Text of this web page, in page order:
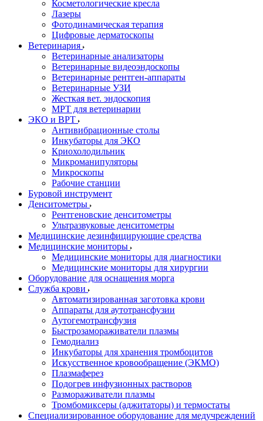
Косметологические кресла
Лазеры
Фотодинамическая терапия
Цифровые дерматоскопы
Ветеринария
Ветеринарные анализаторы
Ветеринарные видеоэндоскопы
Ветеринарные рентген-аппараты
Ветеринарные УЗИ
Жесткая вет. эндоскопия
МРТ для ветеринарии
ЭКО и ВРТ
Антивибрационные столы
Инкубаторы для ЭКО
Криохолодильник
Микроманипуляторы
Микроскопы
Рабочие станции
Буровой инструмент
Денситометры
Рентгеновские денситометры
Ультразвуковые денситометры
Медицинские дезинфицирующие средства
Медицинские мониторы
Медицинские мониторы для диагностики
Медицинские мониторы для хирургии
Оборудование для оснащения морга
Служба крови
Автоматизированная заготовка крови
Аппараты для аутотрансфузии
Аутогемотрансфузия
Быстрозамораживатели плазмы
Гемодиализ
Инкубаторы для хранения тромбоцитов
Искусственное кровообращение (ЭКМО)
Плазмаферез
Подогрев инфузионных растворов
Размораживатели плазмы
Тромбомиксеры (аджитаторы) и термостаты
Специализированное оборудование для медучреждений